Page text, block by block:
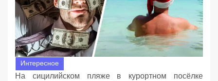
Интересное
На сицилийском пляже в курортном посёлке